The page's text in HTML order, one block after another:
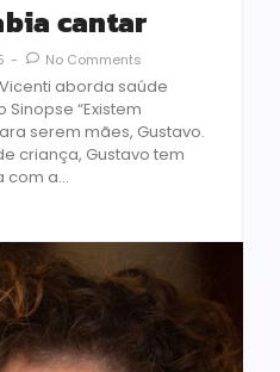
cantar
- No Comments
aborda saúde
“Existem
serem mães, Gustavo.
criança, Gustavo tem
a...